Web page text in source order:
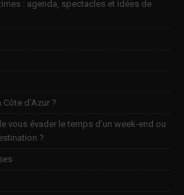
: agenda, spectacles et idées de
d’Azur ?
vous évader le temps d’un week-end ou
?